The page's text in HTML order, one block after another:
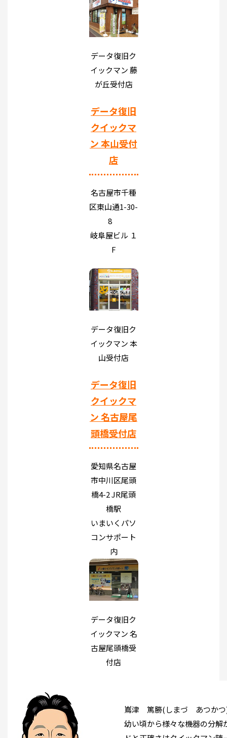
データ復旧ク
イックマン 藤
が丘受付店
データ復旧
クイックマ
ン 本山受付
店
名古屋市千種
区東山通1-30-
8
岐阜屋ビル １
F
データ復旧ク
イックマン 本
山受付店
データ復旧
クイックマ
ン 名古屋尾
頭橋受付店
愛知県名古屋
市中川区尾頭
橋4-2 JR尾頭
橋駅
いまいくパソ
コンサポート
内
データ復旧ク
イックマン 名
古屋尾頭橋受
付店
嶌津 篤勝(しまづ あつか
幼い頃から様々な機器の分解